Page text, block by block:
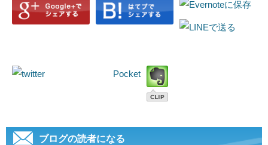
Pocket
ブログの読者になる